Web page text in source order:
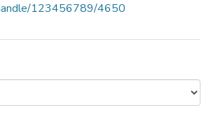
123456789/4650